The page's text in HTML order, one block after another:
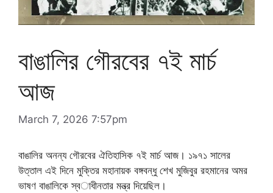
বাঙালির গৌরবের ৭ই মার্চ
আজ
March 7, 2026 7:57pm
বাঙালির অনন্য গৌরবের ঐতিহাসিক ৭ই মার্চ আজ। ১৯৭১ সালের
উত্তাল এই দিনে মুক্তির মহানায়ক বঙ্গবন্ধু শেখ মুজিবুর রহমানের অমর
ভাষণ বাঙালিকে স্বাধীনতার মন্ত্র দিয়েছিল।